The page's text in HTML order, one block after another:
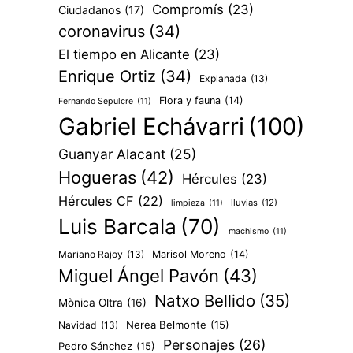
Ciudadanos (17) Compromís (23)
coronavirus (34)
El tiempo en Alicante (23)
Enrique Ortiz (34) Explanada (13)
Fernando Sepulcre (11) Flora y fauna (14)
Gabriel Echávarri (100)
Guanyar Alacant (25)
Hogueras (42) Hércules (23)
Hércules CF (22) limpieza (11) lluvias (12)
Luis Barcala (70) machismo (11)
Mariano Rajoy (13) Marisol Moreno (14)
Miguel Ángel Pavón (43)
Mònica Oltra (16) Natxo Bellido (35)
Navidad (13) Nerea Belmonte (15)
Pedro Sánchez (15) Personajes (26)